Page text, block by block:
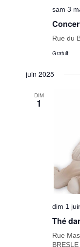
sam 3
Rue du
Gratuit
juin 2025
DIM
1
dim 1
Thé
Rue
BRESLE